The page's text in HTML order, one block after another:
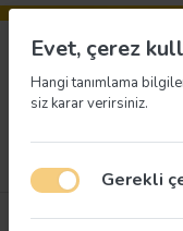
Evet, çerez
Hangi tanımlama
siz karar verirsiniz.
Gerekli